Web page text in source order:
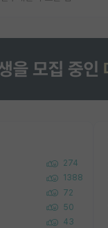
274
1388
72
50
43